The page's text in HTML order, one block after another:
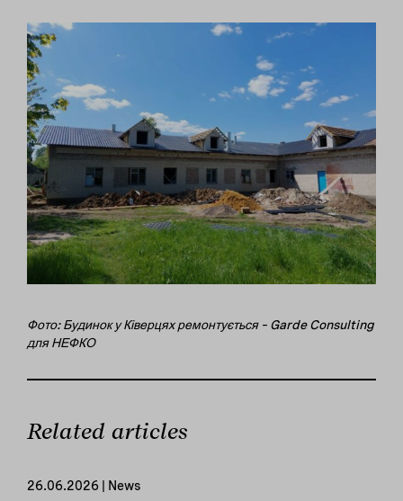
Фото: Будинок у Ківерцях ремонтується – Garde Consulting
для НЕФКО
Related articles
26.06.2026 | News